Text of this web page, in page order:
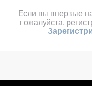
Если вы впервые
пожалуйста,